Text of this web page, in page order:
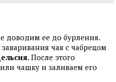
доводим ее до бурления.
чая с чабрецом
. После этого
чашку и заливаем его